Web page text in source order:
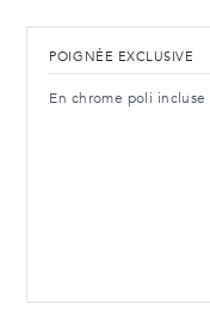
POIGNÉE EXCLUSIVE
En chrome poli incluse